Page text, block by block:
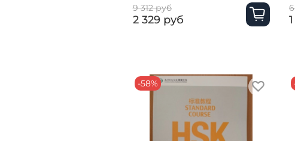
9 312 руб
2 329 руб
-58%